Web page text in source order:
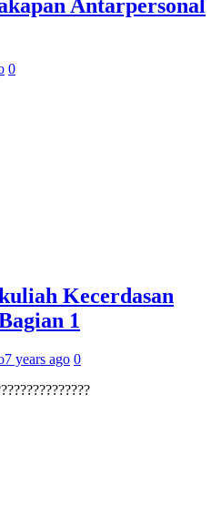
Antarpersonal
0
Kecerdasan
1
7 years ago 0